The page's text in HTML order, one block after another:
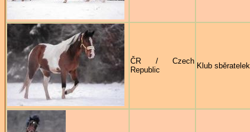
ČR / Czech
Republic
Klub sběratelek